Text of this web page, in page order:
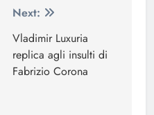
Next:
Vladimir Luxuria
replica agli insulti di
Fabrizio Corona